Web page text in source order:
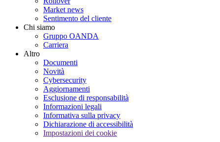
Market news
Sentimento del cliente
Chi siamo
Gruppo OANDA
Carriera
Altro
Documenti
Novità
Cybersecurity
Aggiornamenti
Esclusione di responsabilità
Informazioni legali
Informativa sulla privacy
Dichiarazione di accessibilità
Impostazioni dei cookie